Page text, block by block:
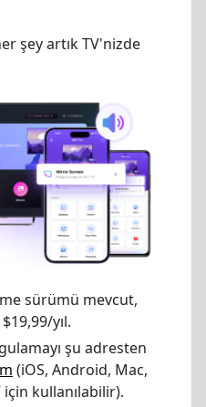
şey artık TV'nizde
sürümü mevcut,
yıl.
şu adresten
(iOS, Android, Mac,
kullanılabilir).